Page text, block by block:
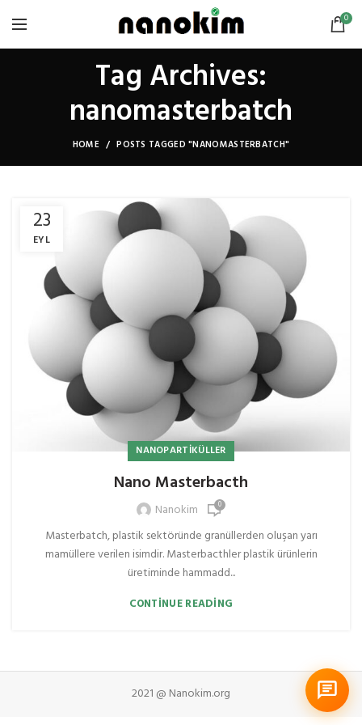
0
Tag Archives:
nanomasterbatch
HOME POSTS TAGGED "NANOMASTERBATCH"
23
EYL
NANOPARTIKÜLLER
Nano Masterbacth
Nanokim 0
Masterbatch, plastik sektöründe granüllerden oluşan yarı
mamüllere verilen isimdir. Masterbacthler plastik ürünlerin
üretiminde hammadd...
CONTINUE READING
2021 @ Nanokim.org